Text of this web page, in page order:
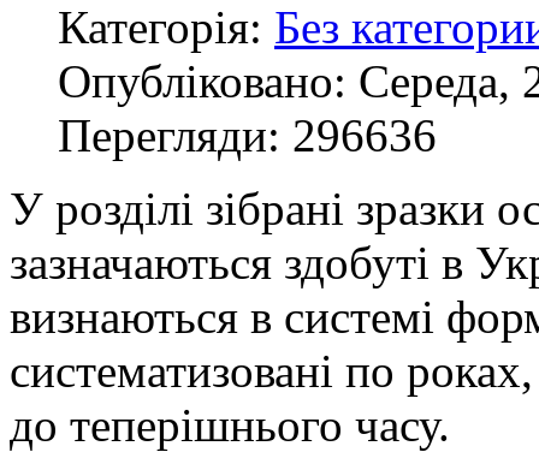
Категорія: Без
Опубліковано:
Перегляди: 296636
У розділі зібрані зразки
зазначаються здобуті в
визнаються в системі
систематизовані по
до теперішнього часу.